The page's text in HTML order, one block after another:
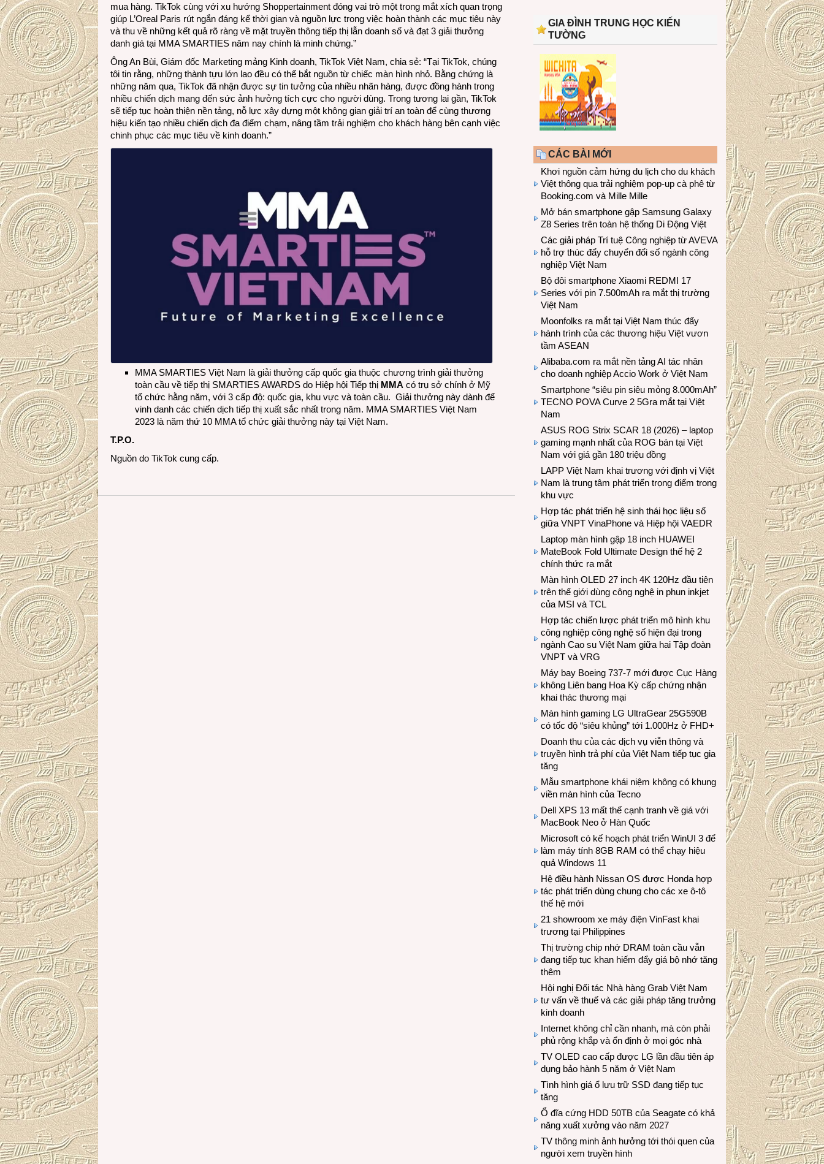
mua hàng. TikTok cùng với xu hướng Shoppertainment đóng vai trò một trong mắt xích quan trọng
giúp L’Oreal Paris rút ngắn đáng kể thời gian và nguồn lực trong việc hoàn thành các mục tiêu này
và thu về những kết quả rõ ràng về mặt truyền thông tiếp thị lẫn doanh số và đạt 3 giải thưởng
danh giá tại MMA SMARTIES năm nay chính là minh chứng.”
Ông An Bùi, Giám đốc Marketing mảng Kinh doanh, TikTok Việt Nam, chia sẻ: “Tại TikTok, chúng
tôi tin rằng, những thành tựu lớn lao đều có thể bắt nguồn từ chiếc màn hình nhỏ. Bằng chứng là
những năm qua, TikTok đã nhận được sự tin tưởng của nhiều nhãn hàng, được đồng hành trong
nhiều chiến dịch mang đến sức ảnh hưởng tích cực cho người dùng. Trong tương lai gần, TikTok
sẽ tiếp tục hoàn thiện nền tảng, nỗ lực xây dựng một không gian giải trí an toàn để cùng thương
hiệu kiến tạo nhiều chiến dịch đa điểm chạm, nâng tầm trải nghiệm cho khách hàng bên cạnh việc
chinh phục các mục tiêu về kinh doanh.”
MMA SMARTIES Việt Nam là giải thưởng cấp quốc gia thuộc chương trình giải thưởng
toàn cầu về tiếp thị SMARTIES AWARDS do Hiệp hội Tiếp thị MMA có trụ sở chính ở Mỹ
tổ chức hằng năm, với 3 cấp độ: quốc gia, khu vực và toàn cầu. Giải thưởng này dành để
vinh danh các chiến dịch tiếp thị xuất sắc nhất trong năm. MMA SMARTIES Việt Nam
2023 là năm thứ 10 MMA tổ chức giải thưởng này tại Việt Nam.
T.P.O.
Nguồn do TikTok cung cấp.
GIA ĐÌNH TRUNG HỌC KIẾN
TƯỜNG
CÁC BÀI MỚI
Khơi nguồn cảm hứng du lịch cho du khách
Việt thông qua trải nghiệm pop-up cà phê từ
Booking.com và Mille Mille
Mở bán smartphone gập Samsung Galaxy
Z8 Series trên toàn hệ thống Di Động Việt
Các giải pháp Trí tuệ Công nghiệp từ AVEVA
hỗ trợ thúc đẩy chuyển đổi số ngành công
nghiệp Việt Nam
Bộ đôi smartphone Xiaomi REDMI 17
Series với pin 7.500mAh ra mắt thị trường
Việt Nam
Moonfolks ra mắt tại Việt Nam thúc đẩy
hành trình của các thương hiệu Việt vươn
tầm ASEAN
Alibaba.com ra mắt nền tảng AI tác nhân
cho doanh nghiệp Accio Work ở Việt Nam
Smartphone “siêu pin siêu mỏng 8.000mAh”
TECNO POVA Curve 2 5Gra mắt tại Việt
Nam
ASUS ROG Strix SCAR 18 (2026) – laptop
gaming mạnh nhất của ROG bán tại Việt
Nam với giá gần 180 triệu đồng
LAPP Việt Nam khai trương với định vị Việt
Nam là trung tâm phát triển trọng điểm trong
khu vực
Hợp tác phát triển hệ sinh thái học liệu số
giữa VNPT VinaPhone và Hiệp hội VAEDR
Laptop màn hình gập 18 inch HUAWEI
MateBook Fold Ultimate Design thế hệ 2
chính thức ra mắt
Màn hình OLED 27 inch 4K 120Hz đầu tiên
trên thế giới dùng công nghệ in phun inkjet
của MSI và TCL
Hợp tác chiến lược phát triển mô hình khu
công nghiệp công nghệ số hiện đại trong
ngành Cao su Việt Nam giữa hai Tập đoàn
VNPT và VRG
Máy bay Boeing 737-7 mới được Cục Hàng
không Liên bang Hoa Kỳ cấp chứng nhận
khai thác thương mại
Màn hình gaming LG UltraGear 25G590B
có tốc độ “siêu khủng” tới 1.000Hz ở FHD+
Doanh thu của các dịch vụ viễn thông và
truyền hình trả phí của Việt Nam tiếp tục gia
tăng
Mẫu smartphone khái niệm không có khung
viền màn hình của Tecno
Dell XPS 13 mất thế cạnh tranh về giá với
MacBook Neo ở Hàn Quốc
Microsoft có kế hoạch phát triển WinUI 3 để
làm máy tính 8GB RAM có thể chạy hiệu
quả Windows 11
Hệ điều hành Nissan OS được Honda hợp
tác phát triển dùng chung cho các xe ô-tô
thế hệ mới
21 showroom xe máy điện VinFast khai
trương tại Philippines
Thị trường chip nhớ DRAM toàn cầu vẫn
đang tiếp tục khan hiếm đẩy giá bộ nhớ tăng
thêm
Hội nghị Đối tác Nhà hàng Grab Việt Nam
tư vấn về thuế và các giải pháp tăng trưởng
kinh doanh
Internet không chỉ cần nhanh, mà còn phải
phủ rộng khắp và ổn định ở mọi góc nhà
TV OLED cao cấp được LG lần đầu tiên áp
dụng bảo hành 5 năm ở Việt Nam
Tình hình giá ổ lưu trữ SSD đang tiếp tục
tăng
Ổ đĩa cứng HDD 50TB của Seagate có khả
năng xuất xưởng vào năm 2027
TV thông minh ảnh hưởng tới thói quen của
người xem truyền hình